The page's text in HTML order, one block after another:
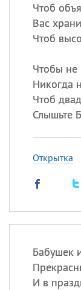
Чтоб
Вас
Чтоб
Чтобы не
Никогда
Чтоб
Слышьте
Открытка
Бабушек
И в